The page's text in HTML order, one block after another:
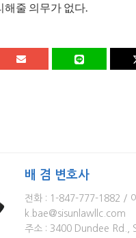
해줄 의무가 없다.
배 겸 변호사
전화 : 1-847-777-1882 /
k.bae@sisunlawllc.com
주소 : 3400 Dundee Rd.,